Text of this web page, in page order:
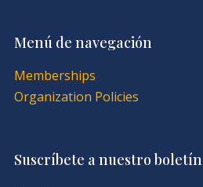
Menú de navegación
Memberships
Organization Policies
Suscríbete a nuestro boletín